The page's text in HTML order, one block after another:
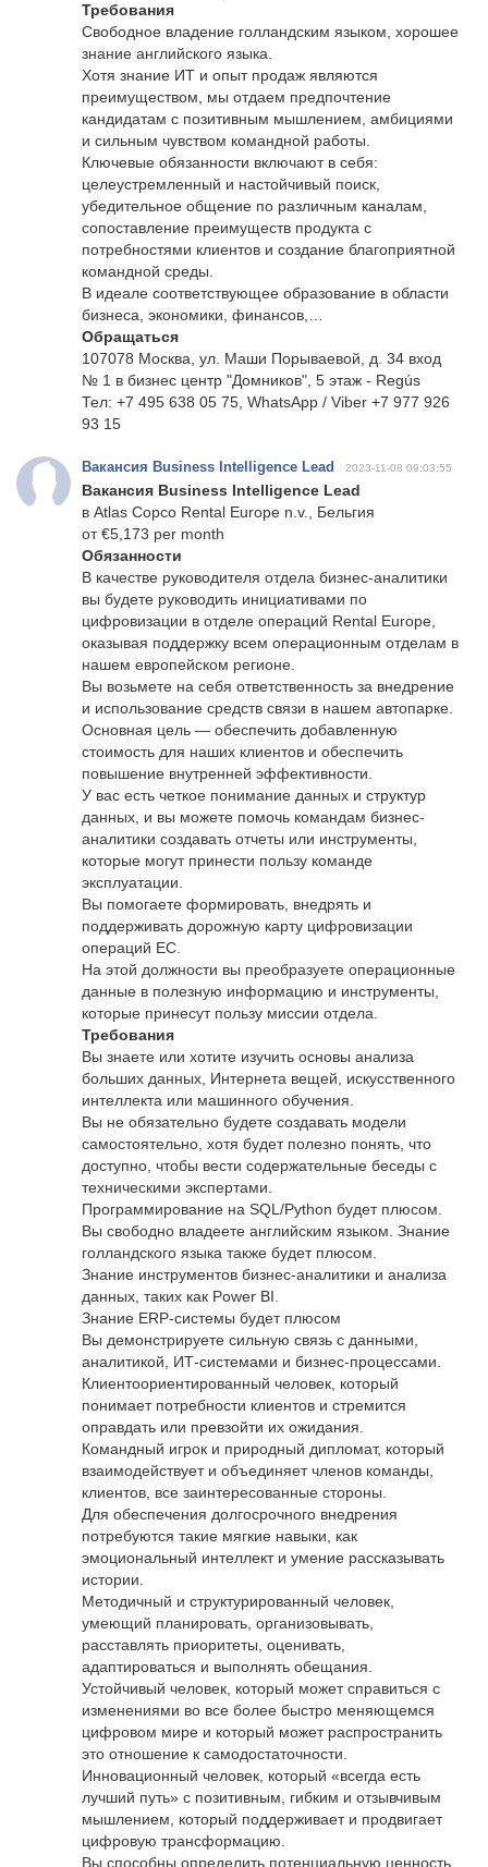
Требования
Свободное владение голландским языком, хорошее
знание английского языка.
Хотя знание ИТ и опыт продаж являются
преимуществом, мы отдаем предпочтение
кандидатам с позитивным мышлением, амбициями
и сильным чувством командной работы.
Ключевые обязанности включают в себя:
целеустремленный и настойчивый поиск,
убедительное общение по различным каналам,
сопоставление преимуществ продукта с
потребностями клиентов и создание благоприятной
командной среды.
В идеале соответствующее образование в области
бизнеса, экономики, финансов,…
Обращаться
107078 Москва, ул. Маши Порываевой, д. 34 вход
№ 1 в бизнес центр "Домников", 5 этаж - Regús
Тел: +7 495 638 05 75, WhatsApp / Viber +7 977 926
93 15
Вакансия Business Intelligence Lead 2023-11-08 09:03:55
Вакансия Business Intelligence Lead
в Atlas Copco Rental Europe n.v., Бельгия
от €5,173 per month
Обязанности
В качестве руководителя отдела бизнес-аналитики
вы будете руководить инициативами по
цифровизации в отделе операций Rental Europe,
оказывая поддержку всем операционным отделам в
нашем европейском регионе.
Вы возьмете на себя ответственность за внедрение
и использование средств связи в нашем автопарке.
Основная цель — обеспечить добавленную
стоимость для наших клиентов и обеспечить
повышение внутренней эффективности.
У вас есть четкое понимание данных и структур
данных, и вы можете помочь командам бизнес-
аналитики создавать отчеты или инструменты,
которые могут принести пользу команде
эксплуатации.
Вы помогаете формировать, внедрять и
поддерживать дорожную карту цифровизации
операций ЕС.
На этой должности вы преобразуете операционные
данные в полезную информацию и инструменты,
которые принесут пользу миссии отдела.
Требования
Вы знаете или хотите изучить основы анализа
больших данных, Интернета вещей, искусственного
интеллекта или машинного обучения.
Вы не обязательно будете создавать модели
самостоятельно, хотя будет полезно понять, что
доступно, чтобы вести содержательные беседы с
техническими экспертами.
Программирование на SQL/Python будет плюсом.
Вы свободно владеете английским языком. Знание
голландского языка также будет плюсом.
Знание инструментов бизнес-аналитики и анализа
данных, таких как Power BI.
Знание ERP-системы будет плюсом
Вы демонстрируете сильную связь с данными,
аналитикой, ИТ-системами и бизнес-процессами.
Клиентоориентированный человек, который
понимает потребности клиентов и стремится
оправдать или превзойти их ожидания.
Командный игрок и природный дипломат, который
взаимодействует и объединяет членов команды,
клиентов, все заинтересованные стороны.
Для обеспечения долгосрочного внедрения
потребуются такие мягкие навыки, как
эмоциональный интеллект и умение рассказывать
истории.
Методичный и структурированный человек,
умеющий планировать, организовывать,
расставлять приоритеты, оценивать,
адаптироваться и выполнять обещания.
Устойчивый человек, который может справиться с
изменениями во все более быстро меняющемся
цифровом мире и который может распространить
это отношение к самодостаточности.
Инновационный человек, который «всегда есть
лучший путь» с позитивным, гибким и отзывчивым
мышлением, который поддерживает и продвигает
цифровую трансформацию.
Вы способны определить потенциальную ценность